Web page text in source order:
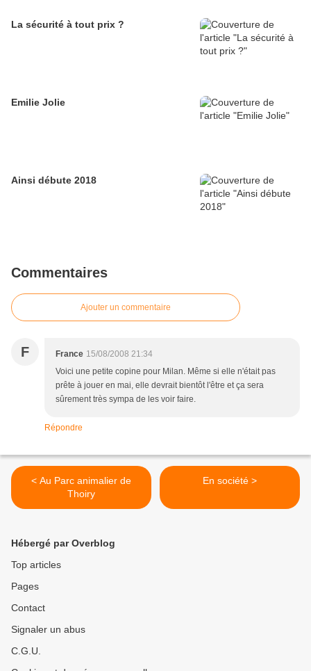
La sécurité à tout prix ?
Emilie Jolie
Ainsi débute 2018
Commentaires
Ajouter un commentaire
F France 15/08/2008 21:34
Voici une petite copine pour Milan. Même si elle n'était pas
prête à jouer en mai, elle devrait bientôt l'être et ça sera
sûrement très sympa de les voir faire.
Répondre
< Au Parc animalier de
Thoiry
En société >
Hébergé par Overblog
Top articles
Pages
Contact
Signaler un abus
C.G.U.